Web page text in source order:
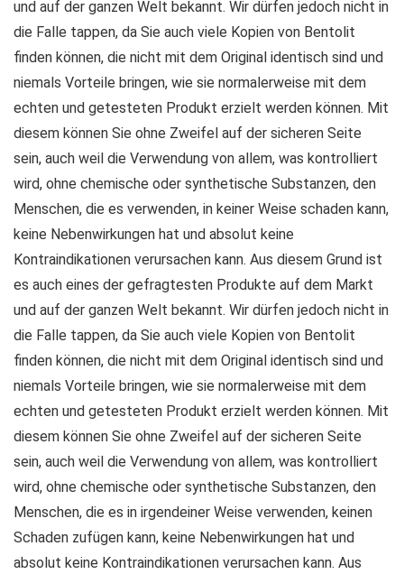
und auf der ganzen Welt bekannt. Wir dürfen jedoch nicht in
die Falle tappen, da Sie auch viele Kopien von Bentolit
finden können, die nicht mit dem Original identisch sind und
niemals Vorteile bringen, wie sie normalerweise mit dem
echten und getesteten Produkt erzielt werden können. Mit
diesem können Sie ohne Zweifel auf der sicheren Seite
sein, auch weil die Verwendung von allem, was kontrolliert
wird, ohne chemische oder synthetische Substanzen, den
Menschen, die es verwenden, in keiner Weise schaden kann,
keine Nebenwirkungen hat und absolut keine
Kontraindikationen verursachen kann. Aus diesem Grund ist
es auch eines der gefragtesten Produkte auf dem Markt
und auf der ganzen Welt bekannt. Wir dürfen jedoch nicht in
die Falle tappen, da Sie auch viele Kopien von Bentolit
finden können, die nicht mit dem Original identisch sind und
niemals Vorteile bringen, wie sie normalerweise mit dem
echten und getesteten Produkt erzielt werden können. Mit
diesem können Sie ohne Zweifel auf der sicheren Seite
sein, auch weil die Verwendung von allem, was kontrolliert
wird, ohne chemische oder synthetische Substanzen, den
Menschen, die es in irgendeiner Weise verwenden, keinen
Schaden zufügen kann, keine Nebenwirkungen hat und
absolut keine Kontraindikationen verursachen kann. Aus